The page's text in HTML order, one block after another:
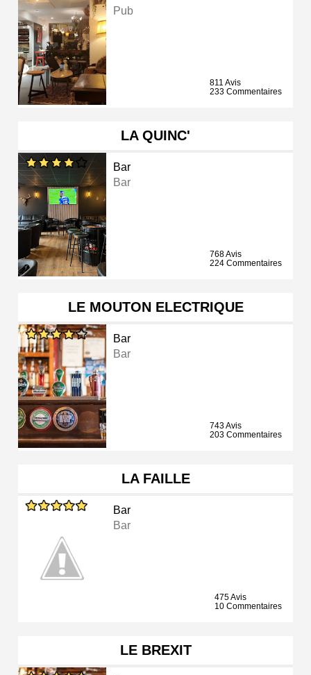
Pub
811 Avis
233 Commentaires
LA QUINC'
Bar
Bar
768 Avis
224 Commentaires
LE MOUTON ELECTRIQUE
Bar
Bar
743 Avis
203 Commentaires
LA FAILLE
Bar
Bar
475 Avis
10 Commentaires
LE BREXIT